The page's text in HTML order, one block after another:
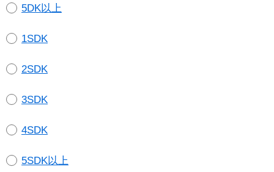
5DK以上
1SDK
2SDK
3SDK
4SDK
5SDK以上